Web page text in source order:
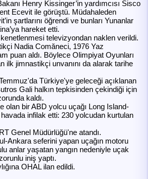
Henry Kissinger’in yardımcısı Sisco
Ecevit ile görüştü. Müdahaleden
şartlarını öğrendi ve bunları Yunanlar
hareket etti.
televizyondan naklen verildi.
Nadia Comăneci, 1976 Yaz
puan aldı. Böylece Olimpiyat Oyunları
ilk jimnastikçi unvanını da alarak tarihe
Türkiye'ye geleceği açıklanan
Gali halkın tepkisinden çekindiği için
kaldı.
olan bir ABD yolcu uçağı Long Island-
havada infilak etti: 230 yolcudan kurtulan
Genel Müdürlüğü'ne atandı.
Ankara seferini yapan uçağın motoru
anlar yaşatan yangın nedeniyle uçak
iniş yaptı.
OHAL ilan edildi.